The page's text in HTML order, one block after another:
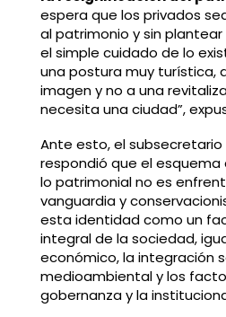
espera que los privados
al patrimonio y sin
el simple cuidado de lo
una postura muy turística,
imagen y no a una
necesita una ciudad”,
Ante esto, el
respondió que el
lo patrimonial no es
vanguardia y
esta identidad como un
integral de la sociedad,
económico, la integración
medioambiental y los
gobernanza y la